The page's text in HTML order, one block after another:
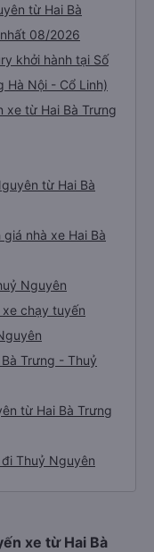
từ Hai Bà
08/2026
khởi hành tại Số
Hà Nội - Cổ Linh)
xe từ Hai Bà Trưng
từ Hai Bà
nhà xe Hai Bà
Nguyên
chạy tuyến
Trưng - Thuỷ
từ Hai Bà Trưng
Thuỷ Nguyên
xe từ Hai Bà